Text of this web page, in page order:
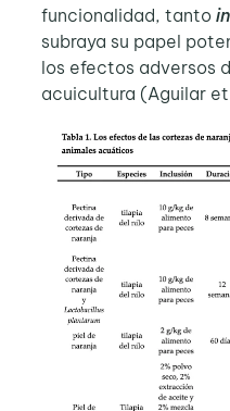
funcionalidad, tanto
subraya su papel
los efectos adversos
acuicultura (Aguilar et